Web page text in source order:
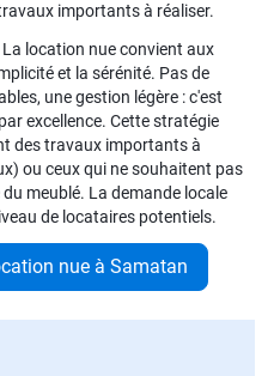
importants à réaliser.
La location nue convient aux
et la sérénité. Pas de
une gestion légère : c'est
excellence. Cette stratégie
des travaux importants à
ou ceux qui ne souhaitent pas
meublé. La demande locale
de locataires potentiels.
nue à Samatan